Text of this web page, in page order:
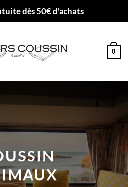
dès 50€ d'achats
0